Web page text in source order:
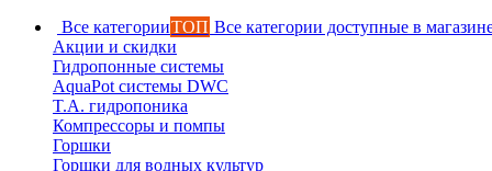
Все категорииТОП Все категории доступные в
Акции и скидки
Гидропонные системы
AquaPot системы DWC
T.A. гидропоника
Компрессоры и помпы
Горшки
Горшки для водных культур